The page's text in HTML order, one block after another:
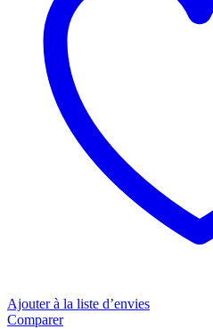
Ajouter à la liste d’envies
Comparer